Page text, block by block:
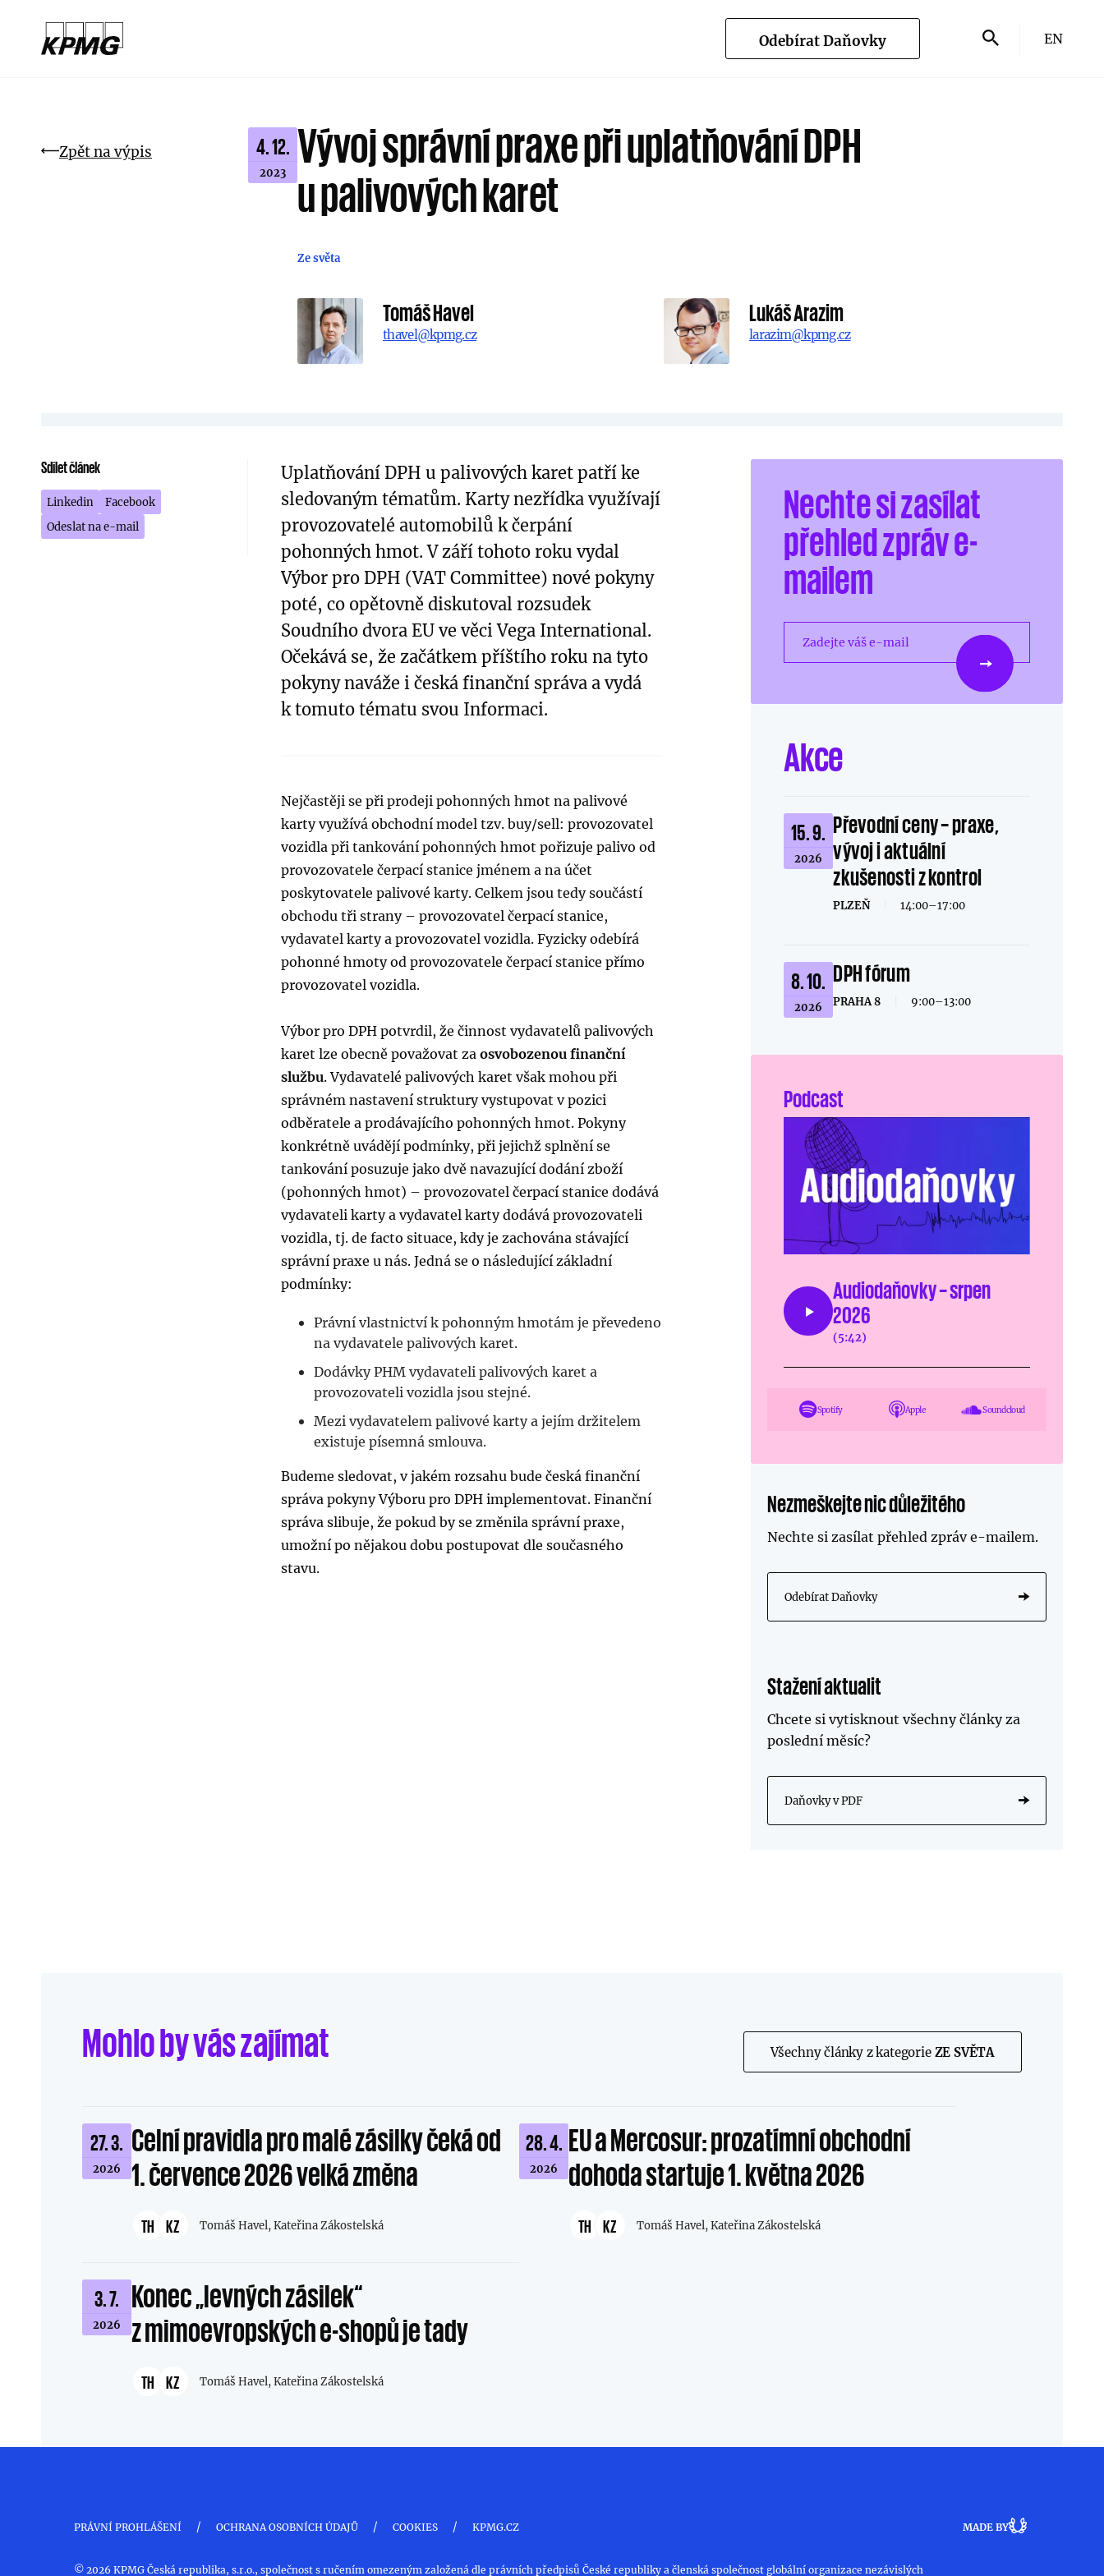
Odebírat Daňovky EN
Zpět na výpis 4. 12.
2023
Vývoj správní praxe při uplatňování DPH
u palivových karet
Ze světa
Tomáš Havel
thavel@kpmg.cz
Lukáš Arazim
larazim@kpmg.cz
Sdílet článek
Linkedin
Facebook
Odeslat na e-mail
Uplatňování DPH u palivových karet patří ke
sledovaným tématům. Karty nezřídka využívají
provozovatelé automobilů k čerpání
pohonných hmot. V září tohoto roku vydal
Výbor pro DPH (VAT Committee) nové pokyny
poté, co opětovně diskutoval rozsudek
Soudního dvora EU ve věci Vega International.
Očekává se, že začátkem příštího roku na tyto
pokyny naváže i česká finanční správa a vydá
k tomuto tématu svou Informaci.
Nejčastěji se při prodeji pohonných hmot na palivové
karty využívá obchodní model tzv. buy/sell: provozovatel
vozidla při tankování pohonných hmot pořizuje palivo od
provozovatele čerpací stanice jménem a na účet
poskytovatele palivové karty. Celkem jsou tedy součástí
obchodu tři strany – provozovatel čerpací stanice,
vydavatel karty a provozovatel vozidla. Fyzicky odebírá
pohonné hmoty od provozovatele čerpací stanice přímo
provozovatel vozidla.
Výbor pro DPH potvrdil, že činnost vydavatelů palivových
karet lze obecně považovat za osvobozenou finanční
službu. Vydavatelé palivových karet však mohou při
správném nastavení struktury vystupovat v pozici
odběratele a prodávajícího pohonných hmot. Pokyny
konkrétně uvádějí podmínky, při jejichž splnění se
tankování posuzuje jako dvě navazující dodání zboží
(pohonných hmot) – provozovatel čerpací stanice dodává
vydavateli karty a vydavatel karty dodává provozovateli
vozidla, tj. de facto situace, kdy je zachována stávající
správní praxe u nás. Jedná se o následující základní
podmínky:
Právní vlastnictví k pohonným hmotám je převedeno
na vydavatele palivových karet.
Dodávky PHM vydavateli palivových karet a
provozovateli vozidla jsou stejné.
Mezi vydavatelem palivové karty a jejím držitelem
existuje písemná smlouva.
Budeme sledovat, v jakém rozsahu bude česká finanční
správa pokyny Výboru pro DPH implementovat. Finanční
správa slibuje, že pokud by se změnila správní praxe,
umožní po nějakou dobu postupovat dle současného
stavu.
Nechte si zasílat
přehled zpráv e-
mailem
Zadejte váš e-mail
Akce
15. 9.
2026
Převodní ceny – praxe,
vývoj i aktuální
zkušenosti z kontrol
PLZEŇ 14:00–17:00
8. 10.
2026
DPH fórum
PRAHA 8 9:00–13:00
Podcast
Audiodaňovky – srpen
2026
(5:42)
Spotify Apple Soundcloud
Nezmeškejte nic důležitého
Nechte si zasílat přehled zpráve-mailem.
Odebírat Daňovky
Stažení aktualit
Chcete si vytisknout všechny články za
poslední měsíc?
Daňovky v PDF
Mohlo by vás zajímat Všechny články z kategorie ZE SVĚTA
27. 3.
2026
Celní pravidla pro malé zásilky čeká od
1. července 2026 velká změna
TH KZ Tomáš Havel,Kateřina Zákostelská
28. 4.
2026
EU a Mercosur: prozatímní obchodní
dohoda startuje 1. května 2026
TH KZ Tomáš Havel,Kateřina Zákostelská
3. 7.
2026
Konec „levných zásilek“
z mimoevropských e-shopů je tady
TH KZ Tomáš Havel,Kateřina Zákostelská
PRÁVNÍ PROHLÁŠENÍ / OCHRANA OSOBNÍCH ÚDAJŮ / COOKIES / KPMG.CZ MADE BY
© 2026 KPMG Česká republika, s.r.o., společnost s ručením omezeným založená dle právních předpisů České republiky a členská společnost globální organizace nezávislých